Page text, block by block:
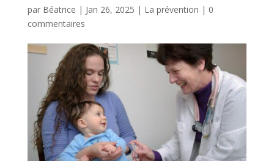
par Béatrice | Jan 26, 2025 | La prévention | 0
commentaires